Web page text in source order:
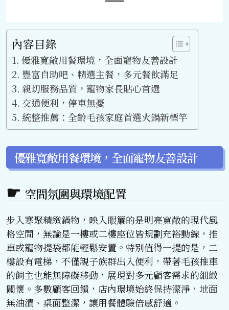
內容目錄
優雅寬敞用餐環境，全面寵物友善設計
豐富自助吧、精選主餐，多元餐飲滿足
親切服務品質，寵物家長貼心首選
交通便利，停車無憂
統整推薦：全齡毛孩家庭首選火鍋新標竿
優雅寬敞用餐環境，全面寵物友善設計
空間氛圍與環境配置
步入寒聚精緻鍋物，映入眼簾的是明亮寬敞的現代風
格空間，無論是一樓或二樓座位皆規劃充裕動線，推
車或寵物提袋都能輕鬆安置。特別值得一提的是，二
樓設有電梯，不僅親子族群出入便利，帶著毛孩推車
的飼主也能無障礙移動，展現對多元顧客需求的細緻
關懷。多數顧客回饋，店內環境始終保持潔淨，地面
無油漬、桌面整潔，讓用餐體驗倍感舒適。